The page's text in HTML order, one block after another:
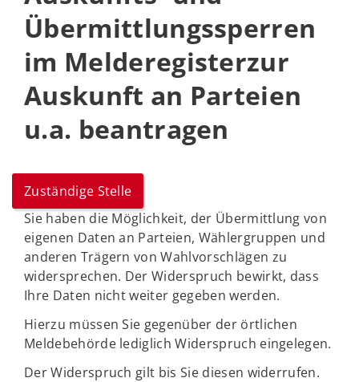
Übermittlungssperren
im Melderegisterzur
Auskunft an Parteien
u.a. beantragen
Zuständige Stelle
Sie haben die Möglichkeit, der Übermittlung von
eigenen Daten an Parteien, Wählergruppen und
anderen Trägern von Wahlvorschlägen zu
widersprechen. Der Widerspruch bewirkt, dass
Ihre Daten nicht weiter gegeben werden.
Hierzu müssen Sie gegenüber der örtlichen
Meldebehörde lediglich Widerspruch eingelegen.
Der Widerspruch gilt bis Sie diesen widerrufen.